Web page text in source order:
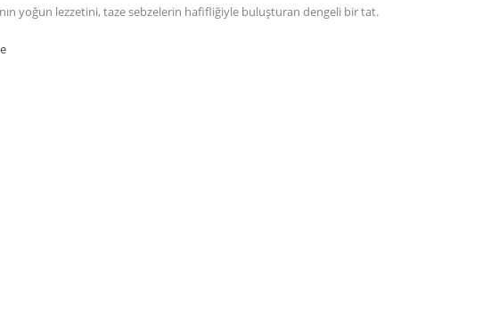
yoğun lezzetini, taze sebzelerin hafifliğiyle buluşturan dengeli bir tat.